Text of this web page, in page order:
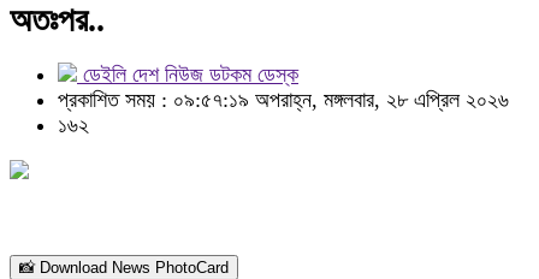
অতঃপর..
ডেইলি দেশ নিউজ ডটকম ডেস্ক
প্রকাশিত সময় : ০৯:৫৭:১৯ অপরাহ্ন, মঙ্গলবার, ২৮ এপ্রিল ২০২৬
১৬২
📸 Download News PhotoCard